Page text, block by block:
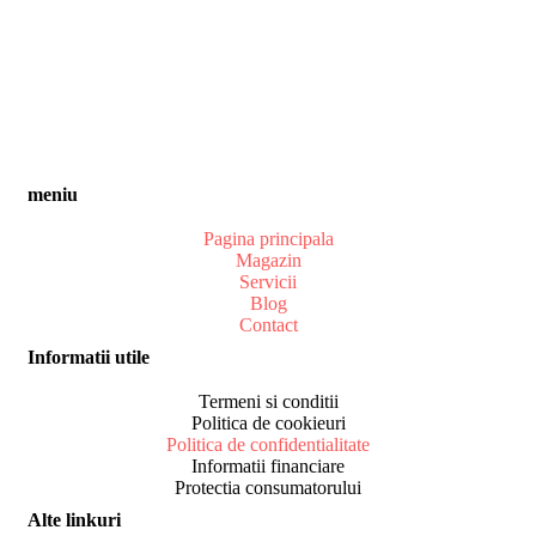
meniu
Pagina principala
Magazin
Servicii
Blog
Contact
Informatii utile
Termeni si conditii
Politica de cookieuri
Politica de confidentialitate
Informatii financiare
Protectia consumatorului
Alte linkuri